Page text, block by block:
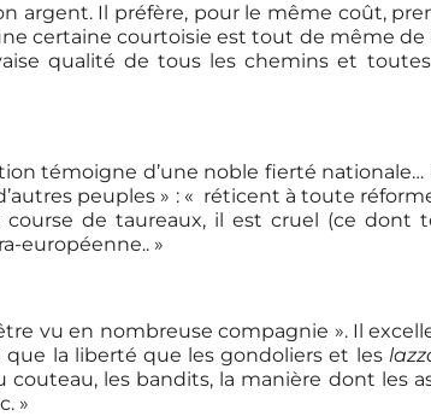
argent. Il préfère, pour le même coût,
certaine courtoisie est tout de même de
qualité de tous les chemins et toutes
témoigne d’une noble fierté nationale…
peuples » : « réticent à toute
de taureaux, il est cruel (ce dont
européenne.. »
vu en nombreuse compagnie ». Il
la liberté que les gondoliers et les
couteau, les bandits, la manière dont les
»